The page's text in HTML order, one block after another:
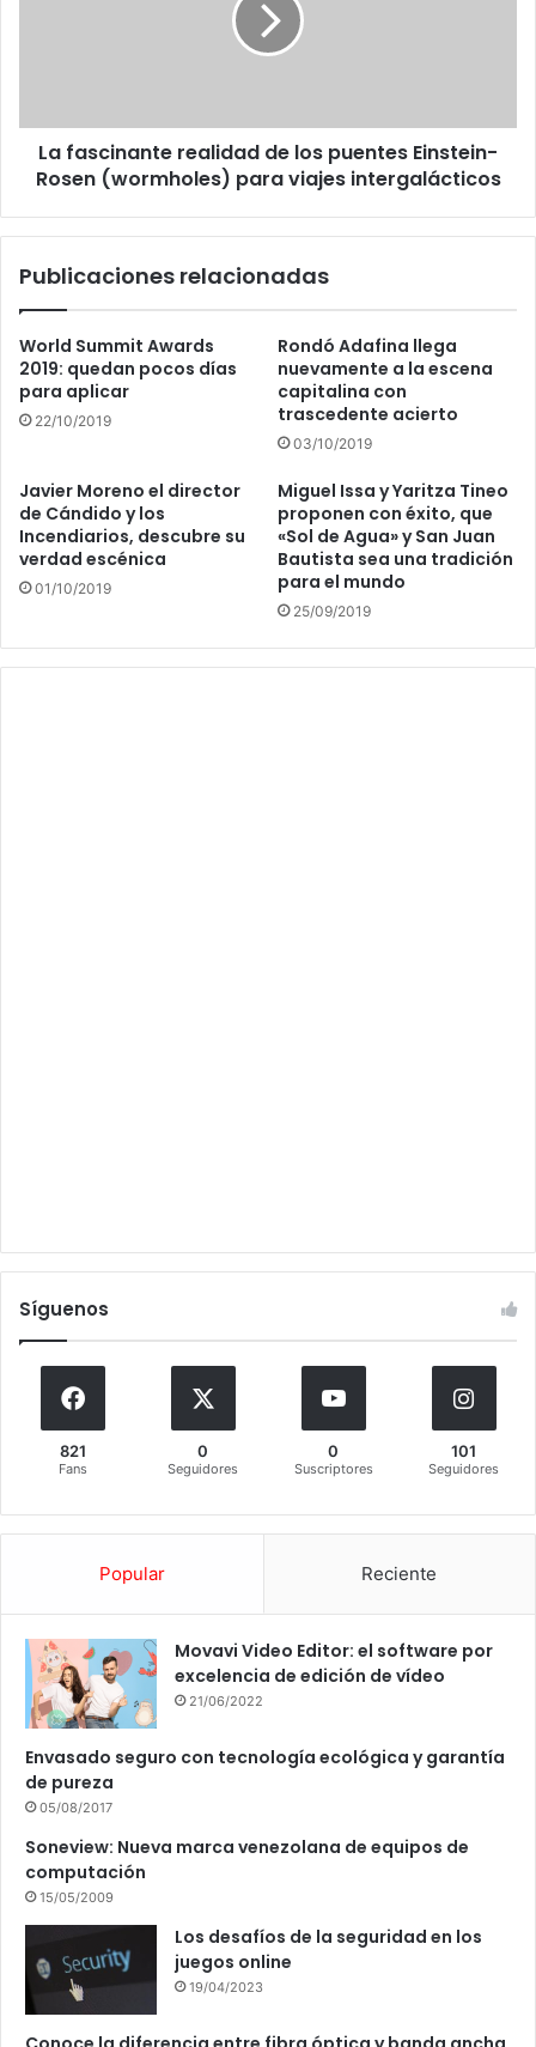
(wormholes)
para
viajes
La fascinante realidad de los puentes Einstein-
Rosen (wormholes) para viajes intergalácticos
Publicaciones relacionadas
World Summit Awards
2019: quedan pocos días
para aplicar
22/10/2019
Rondó Adafina llega
nuevamente a la escena
capitalina con
trascedente acierto
03/10/2019
Javier Moreno el director
de Cándido y los
Incendiarios, descubre su
verdad escénica
01/10/2019
Miguel Issa y Yaritza Tineo
proponen con éxito, que
«Sol de Agua» y San Juan
Bautista sea una tradición
para el mundo
25/09/2019
Síguenos
821
Fans
0
Seguidores
0
Suscriptores
101
Seguidores
Popular Reciente
Movavi Video Editor: el software por
excelencia de edición de vídeo
21/06/2022
Envasado seguro con tecnología ecológica y garantía
de pureza
05/08/2017
Soneview: Nueva marca venezolana de equipos de
computación
15/05/2009
Los desafíos de la seguridad en los
juegos online
19/04/2023